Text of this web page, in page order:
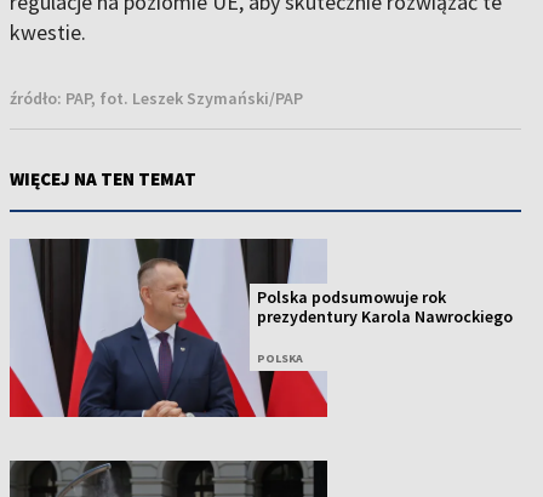
kwestie.
źródło: PAP, fot. Leszek Szymański/PAP
WIĘCEJ NA TEN TEMAT
Polska podsumowuje rok
prezydentury Karola Nawrockiego
POLSKA